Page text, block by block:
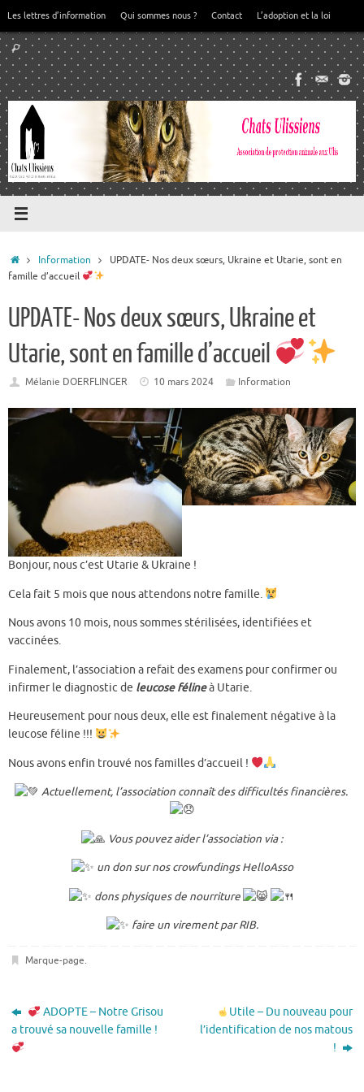
contenu
Les lettres d’information Qui sommes nous ? Contact L’adoption et la loi
Recherche
pour
:
Rechercher
AccueilInformation
UPDATE- Nos deux sœurs, Ukraine et Utarie, sont en
famille d’accueil
UPDATE- Nos deux sœurs, Ukraine et
Utarie, sont en famille d’accueil
Mélanie DOERFLINGER 10 mars 2024 Information
Bonjour, nous c’est Utarie & Ukraine !
Cela fait 5 mois que nous attendons notre famille.
Nous avons 10 mois, nous sommes stérilisées, identifiées et
vaccinées.
Finalement, l’association a refait des examens pour confirmer ou
infirmer le diagnostic de leucose félineà Utarie.
Heureusement pour nous deux, elle est finalement négative à la
leucose féline !!!
Nous avons enfin trouvé nos familles d’accueil !
Actuellement, l’association connaît des difficultés financières.
Vous pouvez aider l’association via :
un don sur nos crowfundings HelloAsso
dons physiques de nourriture
faire un virement par RIB.
Marque-page.
ADOPTE – Notre Grisou
a trouvé sa nouvelle famille !
Utile – Du nouveau pour
l’identification de nos matous
!